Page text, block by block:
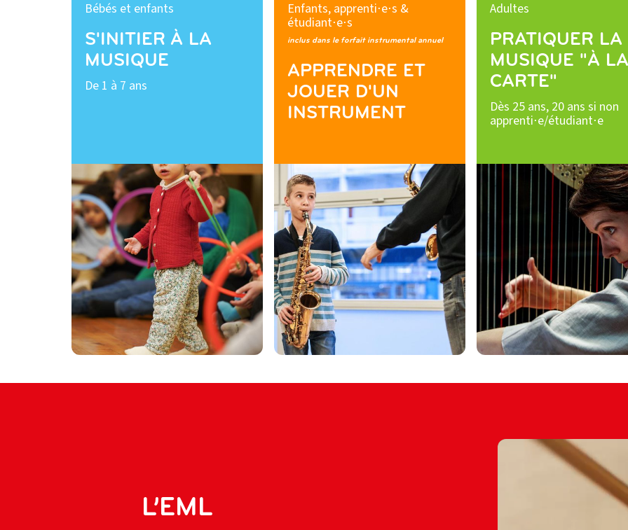
Bébés et enfants
S'INITIER À LA
MUSIQUE
De 1 à 7 ans
Enfants, apprenti⋅e⋅s &
étudiant⋅e⋅s
inclus dans le forfait instrumental annuel
APPRENDRE ET
JOUER D'UN
INSTRUMENT
Adultes
PRATIQUER LA
MUSIQUE "À LA
CARTE"
Dès 25 ans, 20 ans si non
apprenti⋅e/étudiant⋅e
L’EML